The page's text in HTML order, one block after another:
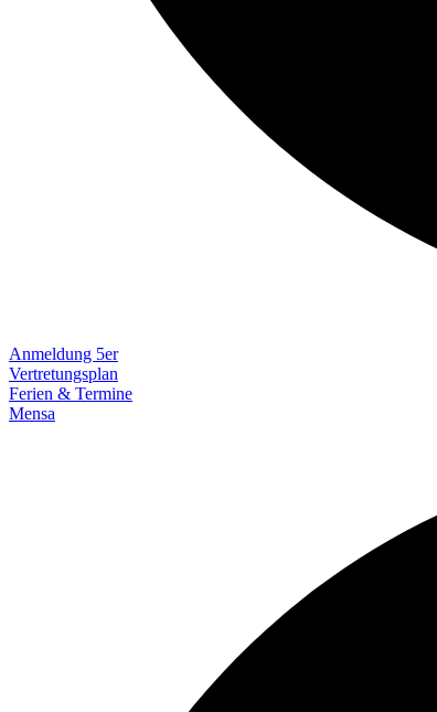
Anmeldung 5er
Vertretungsplan
Ferien & Termine
Mensa